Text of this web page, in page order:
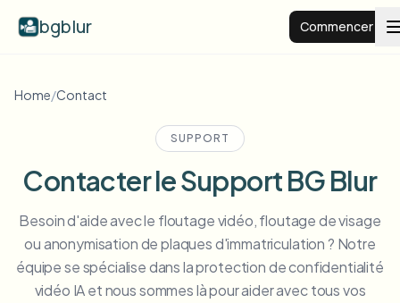
bgblur Commencer
Arrière-plan flou
Voir tous les exemples
Parcourir toute la bibliothèque d'exemples
Fonctionnalités
Home/Contact
SUPPORT
Contacter le Support BG Blur
Besoin d'aide avec le floutage vidéo, floutage de visage
ou anonymisation de plaques d'immatriculation ? Notre
équipe se spécialise dans la protection de confidentialité
vidéo IA et nous sommes là pour aider avec tous vos